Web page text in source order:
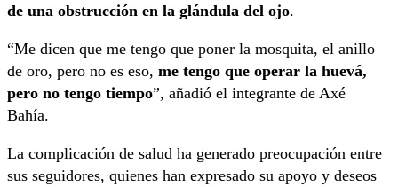
de una obstrucción en la glándula del ojo.
“Me dicen que me tengo que poner la mosquita, el anillo
de oro, pero no es eso, me tengo que operar la huevá,
pero no tengo tiempo”, añadió el integrante de Axé
Bahía.
La complicación de salud ha generado preocupación entre
sus seguidores, quienes han expresado su apoyo y deseos